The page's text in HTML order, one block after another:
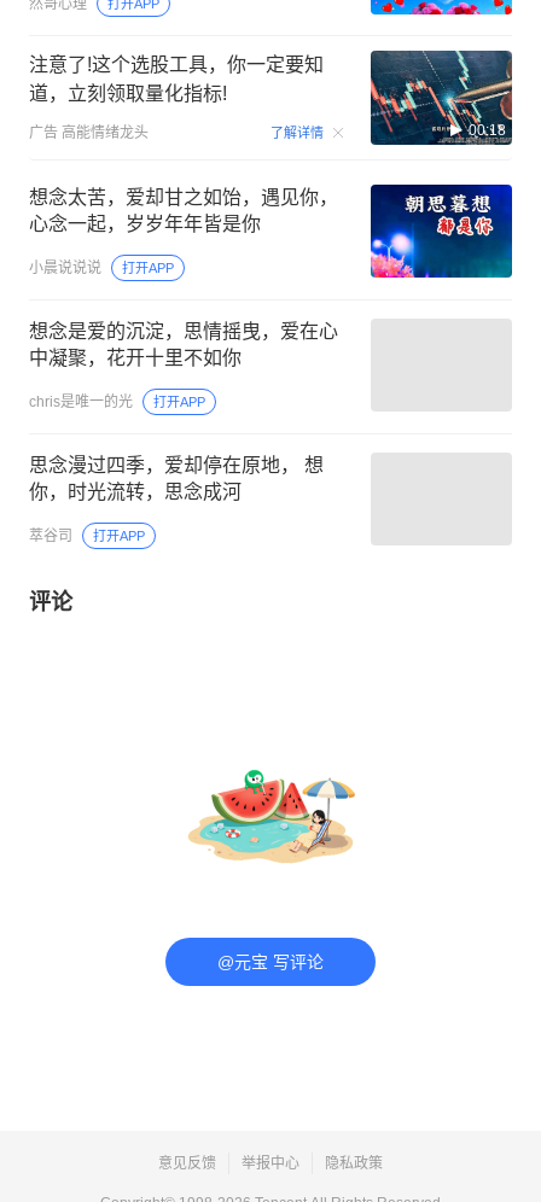
然哥心理 打开APP
注意了!这个选股工具，你一定要知
道，立刻领取量化指标!
广告 高能情绪龙头 了解详情 00:18
想念太苦，爱却甘之如饴，遇见你，
心念一起，岁岁年年皆是你
小晨说说说 打开APP
想念是爱的沉淀，思情摇曳，爱在心
中凝聚，花开十里不如你
chris是唯一的光 打开APP
思念漫过四季，爱却停在原地， 想
你，时光流转，思念成河
萃谷司 打开APP
评论
@元宝 写评论
意见反馈 举报中心 隐私政策